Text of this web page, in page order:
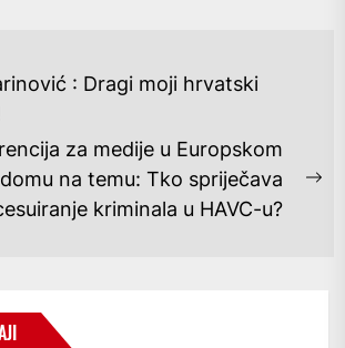
: Dragi moji hrvatski
za medije u Europskom
domu na temu: Tko spriječava
kriminala u HAVC-u?